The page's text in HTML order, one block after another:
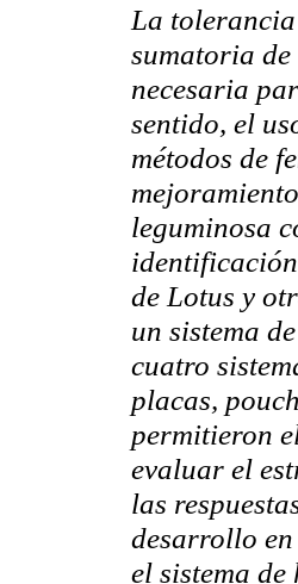
La
sumatoria de
necesaria
sentido, el
métodos de
leguminosa
de Lotus y
un sistema
cuatro
placas,
permitieron
evaluar el
las
desarrollo
el sistema